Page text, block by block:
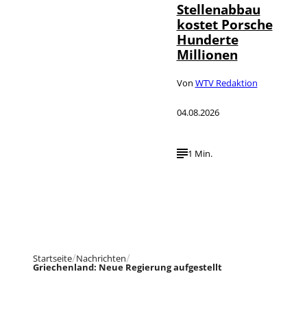
Stellenabbau
kostet Porsche
Hunderte
Millionen
Von WTV Redaktion
04.08.2026
1 Min.
Startseite Nachrichten
Griechenland: Neue Regierung aufgestellt